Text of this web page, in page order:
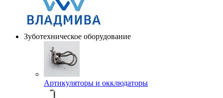
Зуботехническое оборудование
Артикуляторы и окклюдаторы